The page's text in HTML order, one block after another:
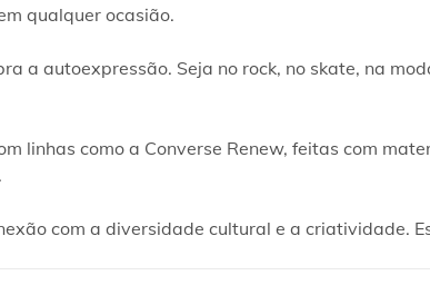
qualquer ocasião.
a autoexpressão. Seja no rock, no skate, na
linhas como a Converse Renew, feitas com
com a diversidade cultural e a criatividade.